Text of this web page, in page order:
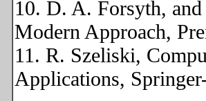
10. D. A. Forsyth,
Modern Approach,
11. R. Szeliski,
Applications,